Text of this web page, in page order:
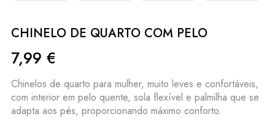
CHINELO DE QUARTO COM PELO
7,99 €
Chinelos de quarto para mulher, muito leves e confortáveis,
com interior em pelo quente, sola flexível e palmilha que se
adapta aos pés, proporcionando máximo conforto.